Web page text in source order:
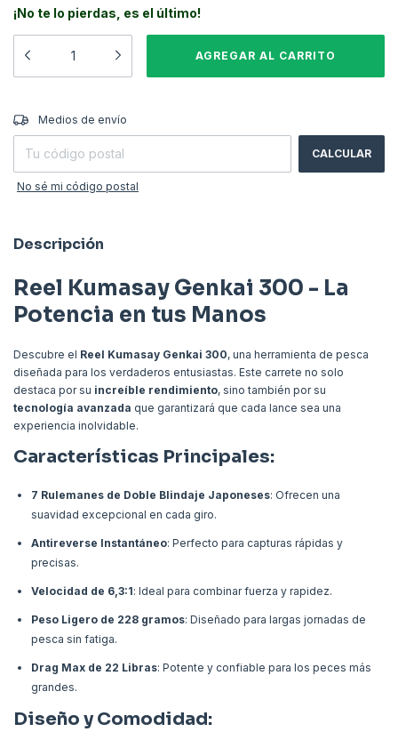
¡No te lo pierdas, es el último!
Entregas para el CP:
Medios de envío
CALCULAR
No sé mi código postal
Descripción
Reel Kumasay Genkai 300 - La
Potencia en tus Manos
Descubre el Reel Kumasay Genkai 300, una herramienta de pesca
diseñada para los verdaderos entusiastas. Este carrete no solo
destaca por su increíble rendimiento, sino también por su
tecnología avanzada que garantizará que cada lance sea una
experiencia inolvidable.
Características Principales:
7 Rulemanes de Doble Blindaje Japoneses: Ofrecen una
suavidad excepcional en cada giro.
Antireverse Instantáneo: Perfecto para capturas rápidas y
precisas.
Velocidad de 6,3:1: Ideal para combinar fuerza y rapidez.
Peso Ligero de 228 gramos: Diseñado para largas jornadas de
pesca sin fatiga.
Drag Max de 22 Libras: Potente y confiable para los peces más
grandes.
Diseño y Comodidad: